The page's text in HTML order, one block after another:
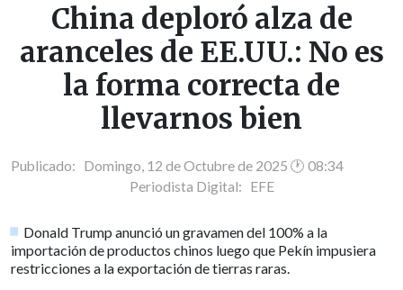
China deploró alza de
aranceles de EE.UU.: No es
la forma correcta de
llevarnos bien
Publicado: Domingo, 12 de Octubre de 2025 🕐 08:34
Periodista Digital: EFE
Donald Trump anunció un gravamen del 100% a la
importación de productos chinos luego que Pekín impusiera
restricciones a la exportación de tierras raras.